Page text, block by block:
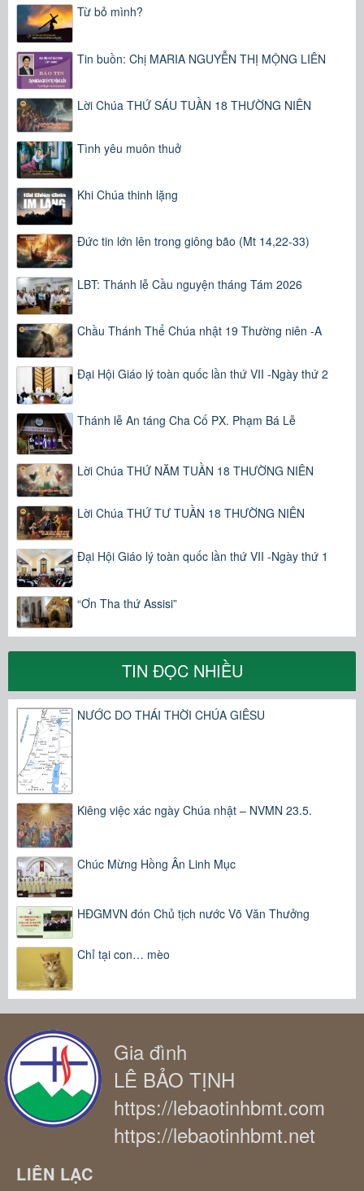
Từ bỏ mình?
Tin buồn: Chị MARIA NGUYỄN THỊ MỘNG LIÊN
Lời Chúa THỨ SÁU TUẦN 18 THƯỜNG NIÊN
Tình yêu muôn thuở
Khi Chúa thinh lặng
Đức tin lớn lên trong giông bão (Mt 14,22-33)
LBT: Thánh lễ Cầu nguyện tháng Tám 2026
Chầu Thánh Thể Chúa nhật 19 Thường niên -A
Đại Hội Giáo lý toàn quốc lần thứ VII -Ngày thứ 2
Thánh lễ An táng Cha Cố PX. Phạm Bá Lễ
Lời Chúa THỨ NĂM TUẦN 18 THƯỜNG NIÊN
Lời Chúa THỨ TƯ TUẦN 18 THƯỜNG NIÊN
Đại Hội Giáo lý toàn quốc lần thứ VII -Ngày thứ 1
“Ơn Tha thứ Assisi”
TIN ĐỌC NHIỀU
NƯỚC DO THÁI THỜI CHÚA GIÊSU
Kiêng việc xác ngày Chúa nhật – NVMN 23.5.
Chúc Mừng Hồng Ân Linh Mục
HĐGMVN đón Chủ tịch nước Võ Văn Thưởng
Chỉ tại con… mèo
Gia đình
LÊ BẢO TỊNH
https://lebaotinhbmt.com
https://lebaotinhbmt.net
LIÊN LẠC